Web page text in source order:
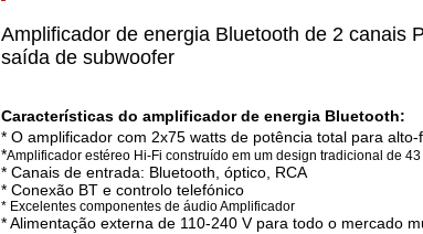
Amplificador de energia Bluetooth de 2 canais
saída de subwoofer
Características do amplificador de energia Bluetooth:
* O amplificador com 2x75 watts de potência total para alto-
*Amplificador estéreo Hi-Fi construído em um design tradicional de
* Canais de entrada: Bluetooth, óptico, RCA
* Conexão BT e controlo telefónico
* Excelentes componentes de áudio Amplificador
* Alimentação externa de 110-240 V para todo o mercado